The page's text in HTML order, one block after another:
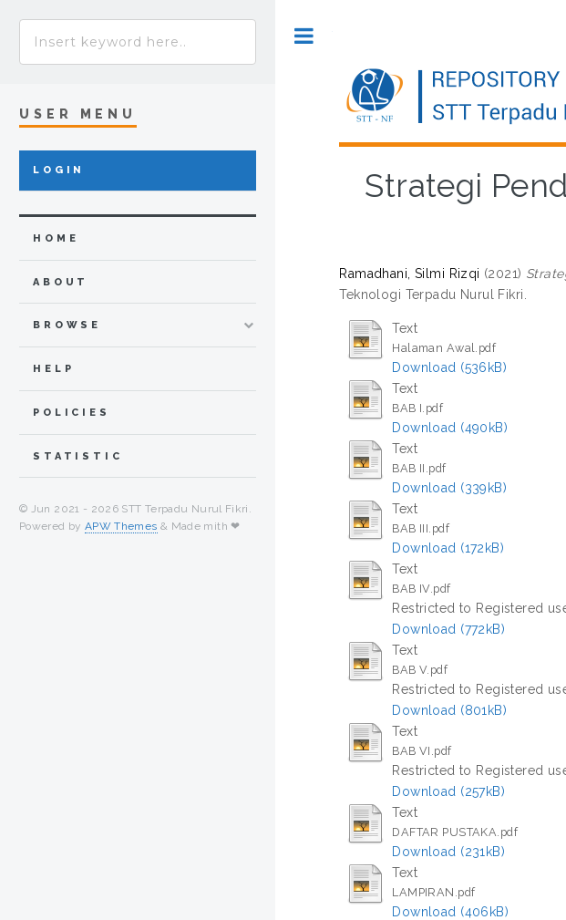
Strategi
Ramadhani, Silmi Rizqi (2021)
Teknologi Terpadu Nurul Fikri.
Text
Halaman Awal.pdf
Download (536kB)
Text
BAB I.pdf
Download (490kB)
Text
BAB II.pdf
Download (339kB)
Text
BAB III.pdf
Download (172kB)
Text
BAB IV.pdf
Restricted to Registered
Download (772kB)
Text
BAB V.pdf
Restricted to Registered
Download (801kB)
Text
BAB VI.pdf
Restricted to Registered
Download (257kB)
Text
DAFTAR PUSTAKA.pdf
Download (231kB)
Text
LAMPIRAN.pdf
Download (406kB)
USER MENU
LOGIN
HOME
ABOUT
BROWSE
HELP
POLICIES
STATISTIC
© Jun 2021 - 2026 STT Terpadu Nurul Fikri.
Powered by APW Themes & Made mith ❤